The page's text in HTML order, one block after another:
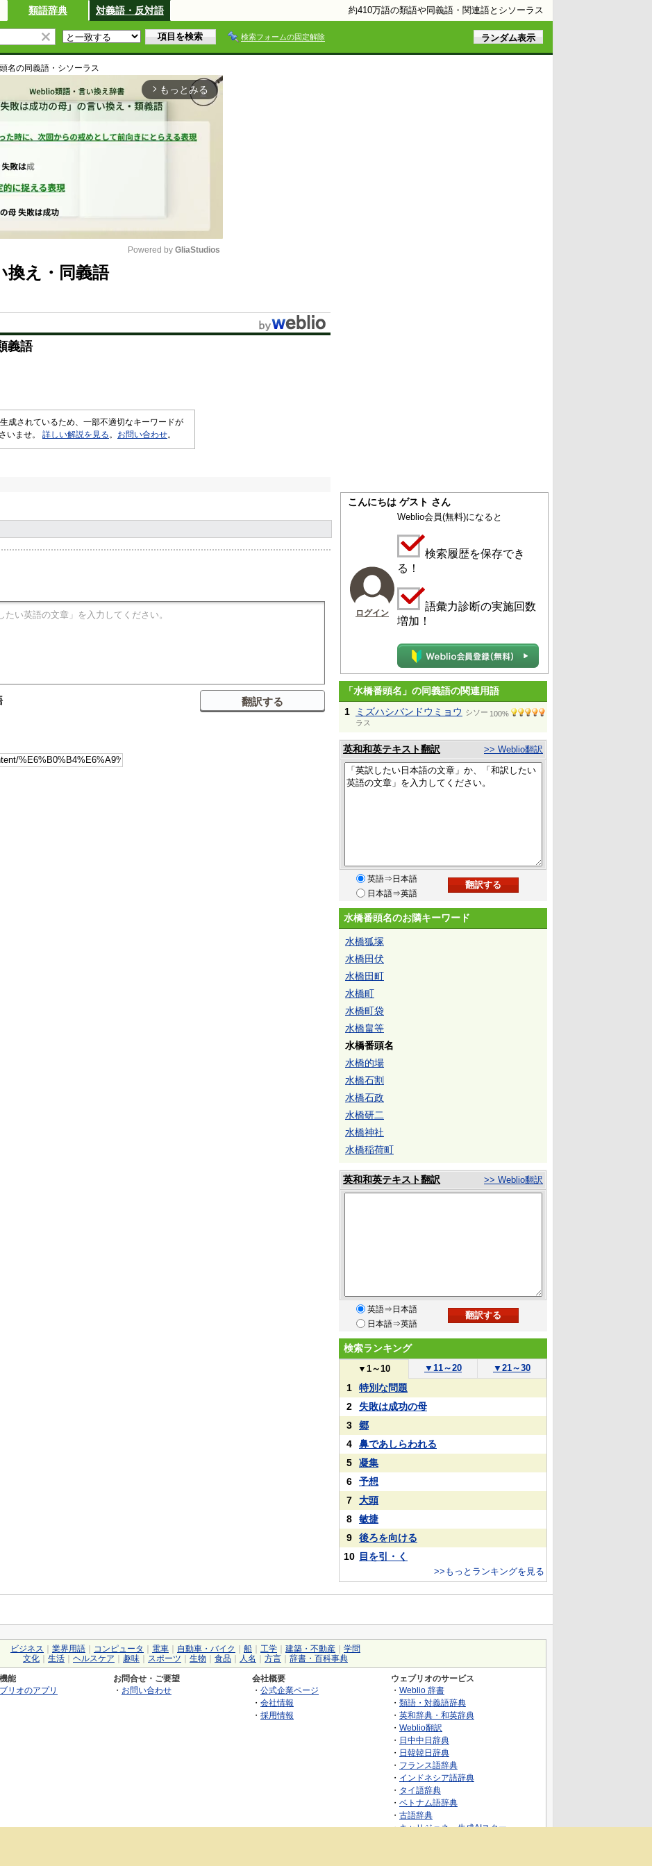
類語辞典 対義語・反対語 約410万語の類語や同義語・関連語とシソーラス
検索フォームの固定解除
名の同義語・シソーラス
arrow_forward_ios もっとみる
Powered by GliaStudios
換え・同義語
義語
成されているため、一部不適切なキーワードが
いませ。 詳しい解説を見る 。 お問い合わせ。
こんにちは ゲスト さん
ログイン
Weblio会員(無料)になると
検索履歴を保存でき
る！
語彙力診断の実施回数
増加！
「水橋番頭名」の同義語の関連用語
1
ミズハシバンドウミョウ シソー
ラス
100%
英和和英テキスト翻訳 >> Weblio翻訳
英語⇒日本語
日本語⇒英語
水橋番頭名のお隣キーワード
水橋狐塚
水橋田伏
水橋田町
水橋町
水橋町袋
水橋畠等
水橋番頭名
水橋的場
水橋石割
水橋石政
水橋研二
水橋神社
水橋稲荷町
英和和英テキスト翻訳 >> Weblio翻訳
英語⇒日本語
日本語⇒英語
検索ランキング
▼ 1～10 ▼ 11～20 ▼ 21～30
1
特別な問題
2
失敗は成功の母
3
郷
4
鼻であしらわれる
5
凝集
6
予想
7
大頭
8
敏捷
9
後ろを向ける
10 目を引・く
>>もっとランキングを見る
ビジネス 業界用語 コンピュータ 電車 自動車・バイク 船 工学 建築・不動産
学問
文化
生活 ヘルスケア 趣味 スポーツ 生物 食品 人名 方言 辞書・百科事典
能
リオのアプリ
お問合せ・ご要望
・ お問い合わせ
会社概要
・ 公式企業ページ
・ 会社情報
・ 採用情報
ウェブリオのサービス
・ Weblio 辞書
・ 類語・対義語辞典
・ 英和辞典・和英辞典
・ Weblio翻訳
・ 日中中日辞典
・ 日韓韓日辞典
・ フランス語辞典
・ インドネシア語辞典
・ タイ語辞典
・ ベトナム語辞典
・ 古語辞典
・キャリジェネ～生成AIスクー